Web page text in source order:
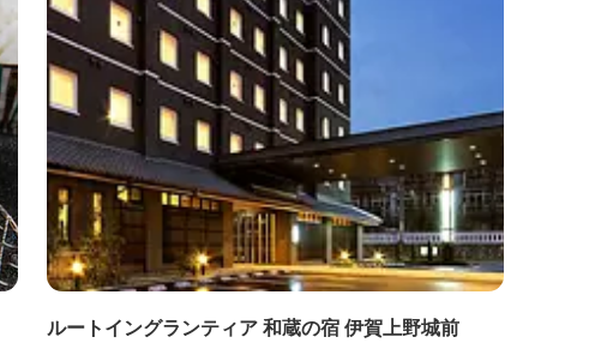
湯があります。ぬるめの湯はじっくりとゆ...
ルートイングランティア 和蔵の宿 伊賀上野城前